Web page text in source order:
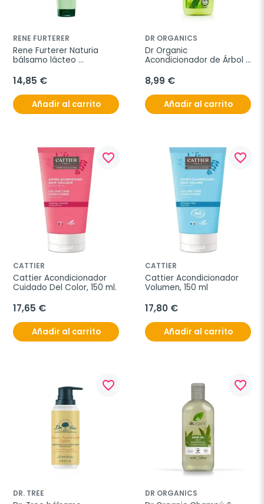
RENE FURTERER
Rene Furterer Naturia
bálsamo lácteo
14,85 €
Añadir al carrito
DR ORGANICS
Dr Organic
Acondicionador de Árbol
8,99 €
Añadir al carrito
favorite_border
CATTIER
Cattier Acondicionador
Cuidado Del Color, 150 ml.
17,65 €
Añadir al carrito
favorite_border
CATTIER
Cattier Acondicionador
Volumen, 150 ml
17,80 €
Añadir al carrito
favorite_border
DR. TREE
favorite_border
DR ORGANICS